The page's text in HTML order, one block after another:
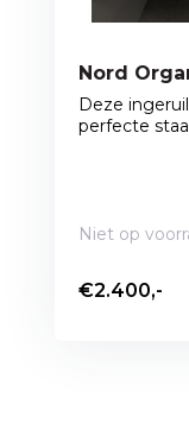
Nord
Deze
perfecte
Niet op
€2.400,-